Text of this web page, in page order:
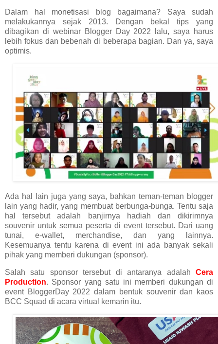
Dalam hal monetisasi blog bagaimana? Saya sudah
melakukannya sejak 2013. Dengan bekal tips yang
dibagikan di webinar Blogger Day 2022 lalu, saya harus
lebih fokus dan bebenah di beberapa bagian. Dan ya, saya
optimis.
Ada hal lain juga yang saya, bahkan teman-teman blogger
lain yang hadir, yang membuat berbunga-bunga. Tentu saja
hal tersebut adalah banjirnya hadiah dan dikirimnya
souvenir untuk semua peserta di event tersebut. Dari uang
tunai, e-wallet, merchandise, dan yang lainnya.
Kesemuanya tentu karena di event ini ada banyak sekali
pihak yang memberi dukungan (sponsor).
Salah satu sponsor tersebut di antaranya adalah Cera
Production. Sponsor yang satu ini memberi dukungan di
event BloggerDay 2022 dalam bentuk souvenir dan kaos
BCC Squad di acara virtual kemarin itu.